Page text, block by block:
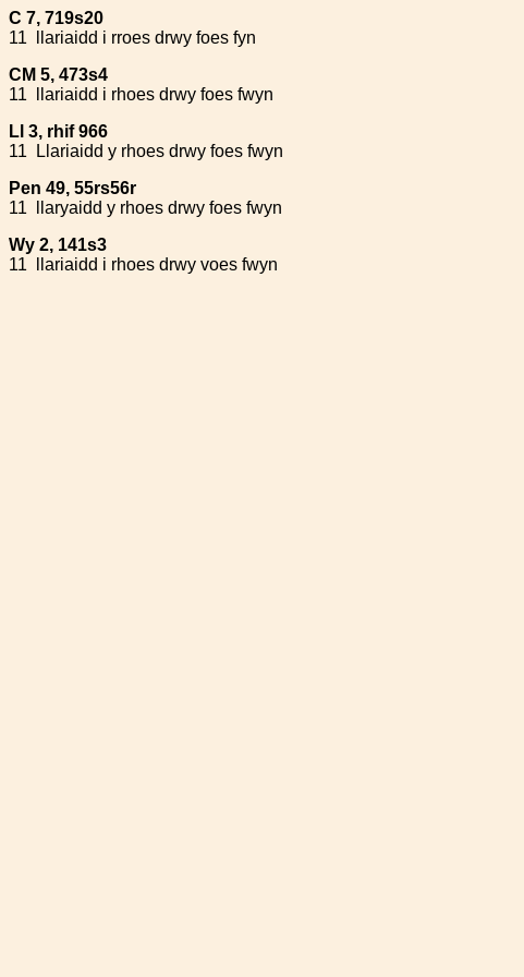
C 7, 719s20
11
llariaidd i rroes drwy foes fyn
CM 5, 473s4
11
llariaidd i rhoes drwy foes fwyn
Ll 3, rhif 966
11
Llariaidd y rhoes drwy foes fwyn
Pen 49, 55rs56r
11
llaryaidd y rhoes drwy foes fwyn
Wy 2, 141s3
11
llariaidd i rhoes drwy voes fwyn